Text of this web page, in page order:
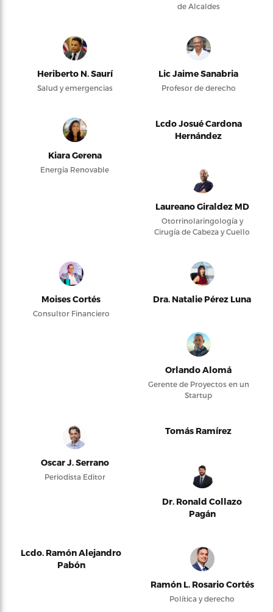
de Alcaldes
Heriberto N. Saurí
Salud y emergencias
Lic Jaime Sanabria
Profesor de derecho
Kiara Gerena
Energía Renovable
Lcdo Josué Cardona
Hernández
Laureano Giraldez MD
Otorrinolaringología y
Cirugía de Cabeza y Cuello
Moises Cortés
Consultor Financiero
Dra. Natalie Pérez Luna
Orlando Alomá
Gerente de Proyectos en un
Startup
Oscar J. Serrano
Periodista Editor
Tomás Ramírez
Dr. Ronald Collazo
Pagán
Lcdo. Ramón Alejandro
Pabón
Ramón L. Rosario Cortés
Política y derecho